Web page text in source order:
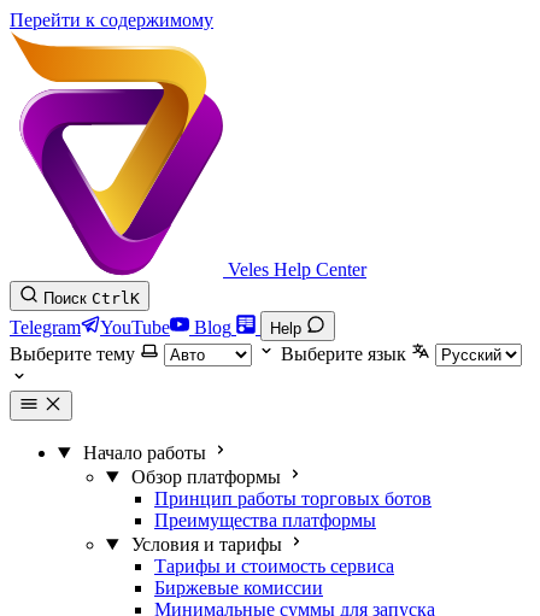
Перейти к содержимому
Veles Help Center
Поиск CtrlK
Telegram YouTube Blog Help
Выберите тему Выберите язык
Начало работы
Обзор платформы
Принцип работы торговых ботов
Преимущества платформы
Условия и тарифы
Тарифы и стоимость сервиса
Биржевые комиссии
Минимальные суммы для запуска